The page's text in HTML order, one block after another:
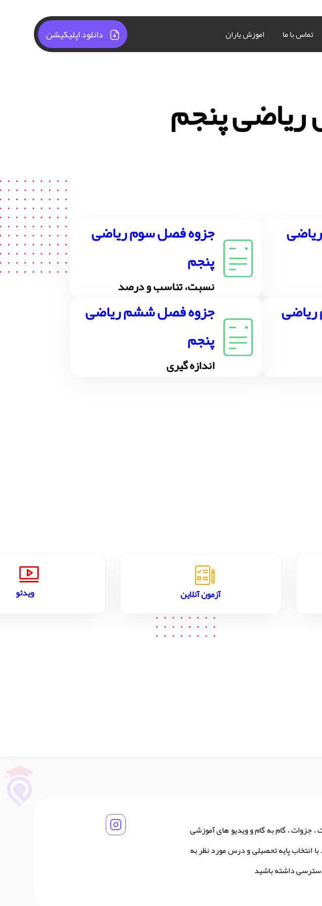
تماس با ما اموزش یاران دانلود اپلیکیشن
پنجم
جزوه فصل سوم ریاضی
پنجم
نسبت، تناسب و درصد
جزوه فصل ششم ریاضی
پنجم
اندازه گیری
آزمون آنلاین ویدئو
جزوات ، گام به گام و ویدیو های آموزشی
انتخاب پایه تحصیلی و درس مورد نظر به
داشته باشید